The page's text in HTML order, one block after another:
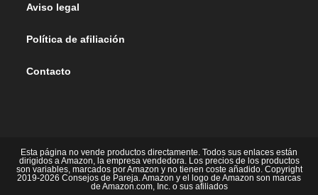
Aviso legal
Política de afiliación
Contacto
Esta página no vende productos directamente. Todos sus enlaces están
dirigidos a Amazon, la empresa vendedora. Los precios de los productos
son variables, marcados por Amazon y no tienen coste añadido. Copyright
2019-2026 Consejos de Pareja. Amazon y el logo de Amazon son marcas
de Amazon.com, Inc. o sus afiliados